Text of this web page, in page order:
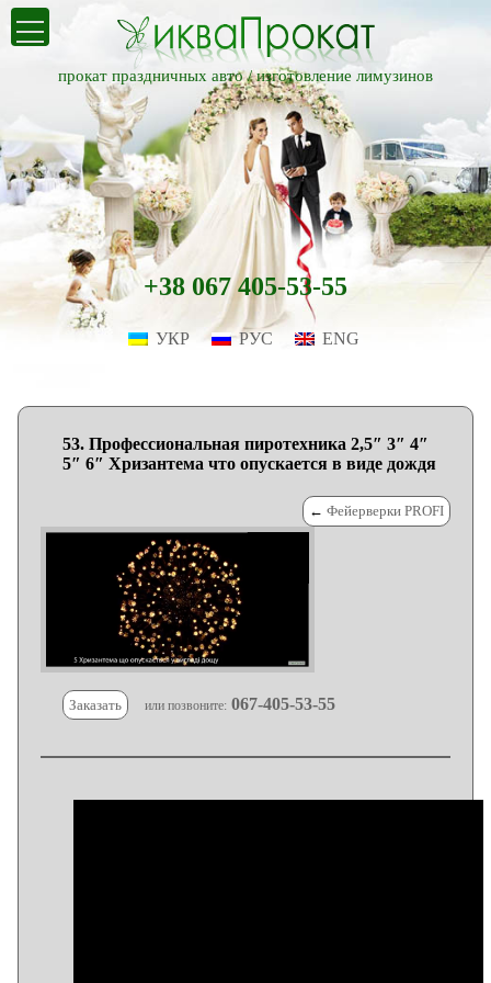
прокат праздничных авто /изготовление лимузинов
+38 067 405-53-55
УКР РУС ENG
53. Профессиональная пиротехника 2,5″ 3″ 4″
5″ 6″ Хризантема что опускается в виде дождя
← Фейерверки PROFI
Заказать или позвоните: 067-405-53-55